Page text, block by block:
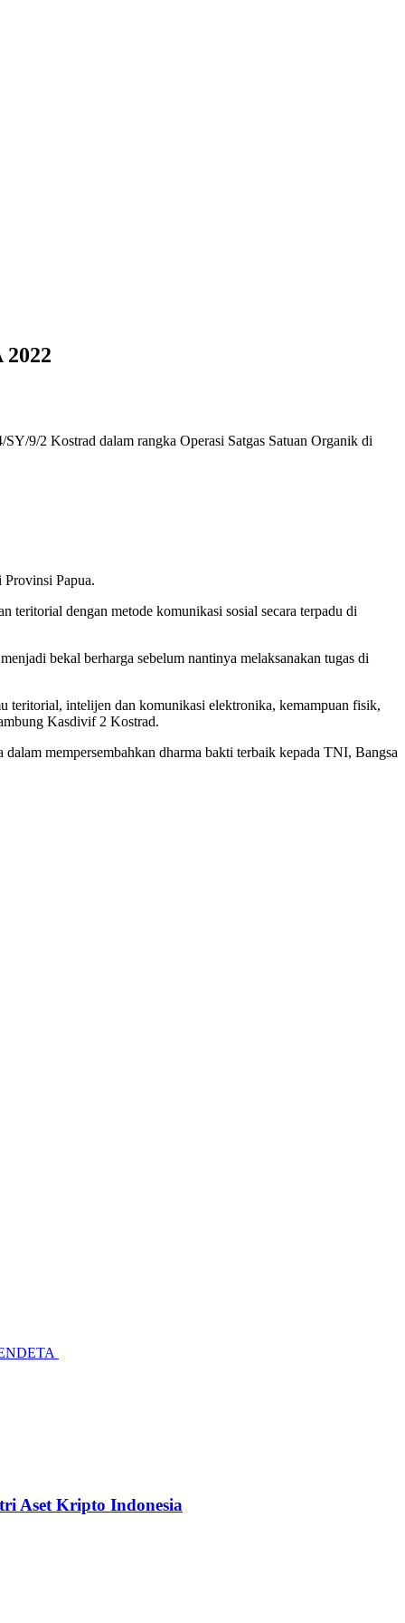
9/2 Kostrad dalam rangka Operasi Satgas Satuan Organik di
Papua.
teritorial dengan metode komunikasi sosial secara terpadu di
bekal berharga sebelum nantinya melaksanakan tugas di
teritorial, intelijen dan komunikasi elektronika, kemampuan fisik,
Kasdivif 2 Kostrad.
mempersembahkan dharma bakti terbaik kepada TNI, Bangsa
Aset Kripto Indonesia